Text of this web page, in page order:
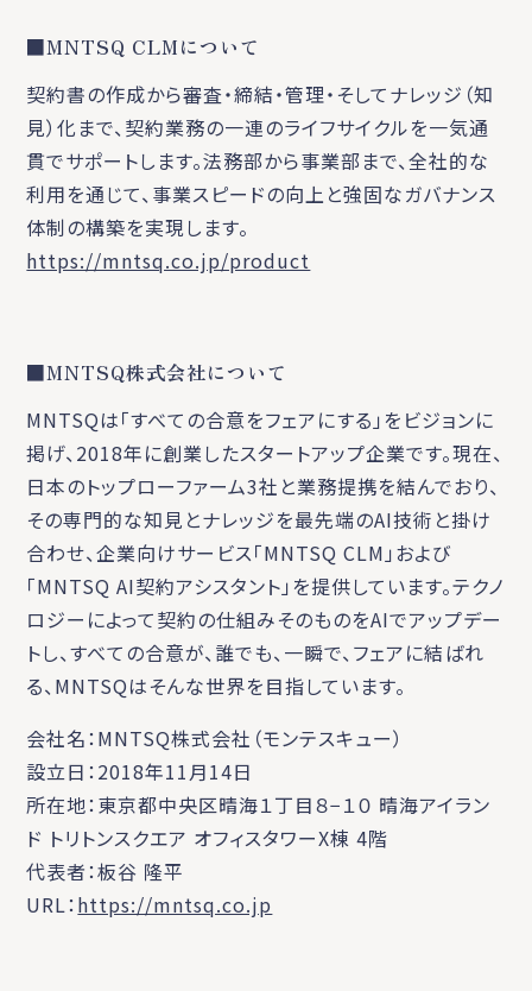
■MNTSQ CLMについて
契約書の作成から審査・締結・管理・そしてナレッジ（知
見）化まで、契約業務の一連のライフサイクルを一気通
貫でサポートします。法務部から事業部まで、全社的な
利用を通じて、事業スピードの向上と強固なガバナンス
体制の構築を実現します。
https://mntsq.co.jp/product
■MNTSQ株式会社について
MNTSQは「すべての合意をフェアにする」をビジョンに
掲げ、2018年に創業したスタートアップ企業です。現在、
日本のトップローファーム3社と業務提携を結んでおり、
その専門的な知見とナレッジを最先端のAI技術と掛け
合わせ、企業向けサービス「MNTSQ CLM」および
「MNTSQ AI契約アシスタント」を提供しています。テクノ
ロジーによって契約の仕組みそのものをAIでアップデー
トし、すべての合意が、誰でも、一瞬で、フェアに結ばれ
る、MNTSQはそんな世界を目指しています。
会社名：MNTSQ株式会社（モンテスキュー）
設立日：2018年11月14日
所在地：東京都中央区晴海１丁目８−１０ 晴海アイラン
ド トリトンスクエア オフィスタワーX棟 4階
代表者：板谷 隆平
URL： https://mntsq.co.jp